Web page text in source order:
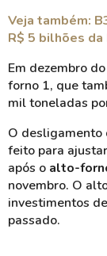
Veja também:
R$ 5 bilhões
Em dezembro
forno 1, que
mil toneladas
O desligamento
feito para
após o alto-
novembro. O
investimentos
passado.